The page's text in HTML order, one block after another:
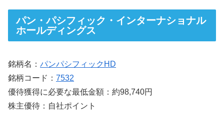
パン・パシフィック・インターナショナル
ホールディングス
銘柄名： パンパシフィックHD
銘柄コード： 7532
優待獲得に必要な最低金額：約98,740円
株主優待：自社ポイント